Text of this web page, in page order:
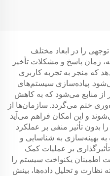
را در ابعاد مختلف
زمان پاسخ و مشکلات تأخیر
که منجر به تجربه کاربری
پیاده‌سازی سیستم‌های
از منابع می‌شود که به کاهش
ختم می‌گردد. سازمان‌ها از
و این امکان فراهم می‌آید
تأثیر منفی بر عملکرد
بهینه‌سازی به شناسایی و
بر عملیات کمک
اطمینان یکنواخت سیستم را
نظارت و تحلیل داده‌ها، بینش